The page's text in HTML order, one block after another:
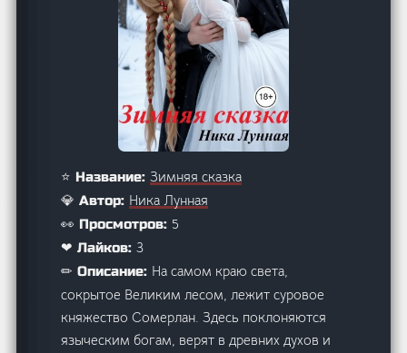
⭐ Название:Зимняя сказка
💎 Автор: Ника Лунная
👀 Просмотров: 5
❤ Лайков:3
✏ Описание: На самом краю света,
сокрытое Великим лесом, лежит суровое
княжество Сомерлан. Здесь поклоняются
языческим богам, верят в древних духов и